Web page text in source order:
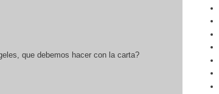
que debemos hacer con la carta?